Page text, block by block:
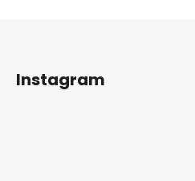
Instagram